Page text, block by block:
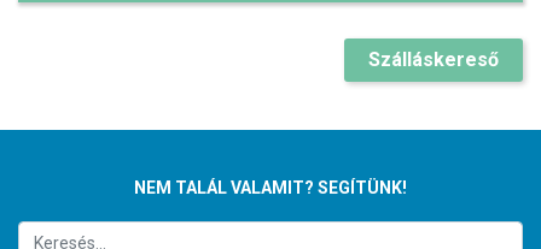
Szálláskereső
NEM TALÁL VALAMIT? SEGÍTÜNK!